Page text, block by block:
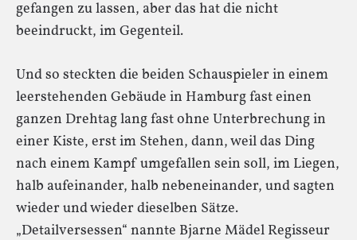
gefangen zu lassen, aber das hat die nicht
beeindruckt, im Gegenteil.
Und so steckten die beiden Schauspieler in einem
leerstehenden Gebäude in Hamburg fast einen
ganzen Drehtag lang fast ohne Unterbrechung in
einer Kiste, erst im Stehen, dann, weil das Ding
nach einem Kampf umgefallen sein soll, im Liegen,
halb aufeinander, halb nebeneinander, und sagten
wieder und wieder dieselben Sätze.
„Detailversessen“ nannte Bjarne Mädel Regisseur